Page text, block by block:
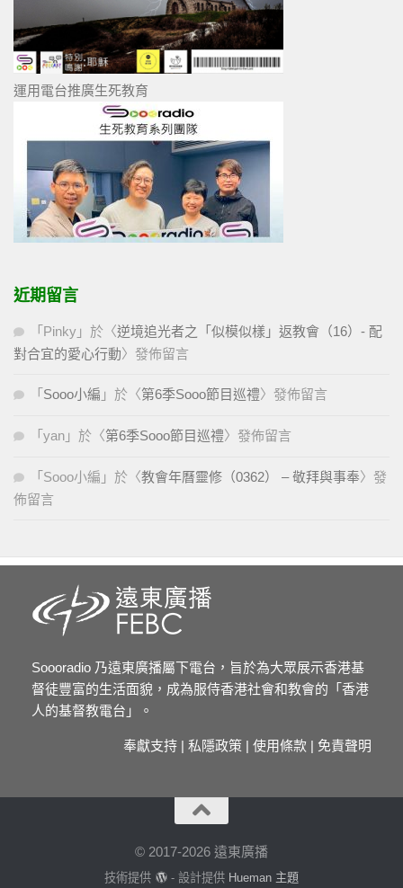
運用電台推廣生死教育
近期留言
「 Pinky 」於〈逆境追光者之「似模似樣」返教會（16）- 配
對合宜的愛心行動〉發佈留言
「 Sooo小編 」於〈第6季Sooo節目巡禮〉發佈留言
「 yan 」於〈第6季Sooo節目巡禮〉發佈留言
「 Sooo小編 」於〈教會年曆靈修（0362） – 敬拜與事奉〉發
佈留言
Soooradio 乃遠東廣播屬下電台，旨於為大眾展示香港基
督徒豐富的生活面貌，成為服侍香港社會和教會的「香港
人的基督教電台」。
奉獻支持 | 私隱政策 | 使用條款 | 免責聲明
© 2017-2026 遠東廣播
技術提供 - 設計提供 Hueman 主題